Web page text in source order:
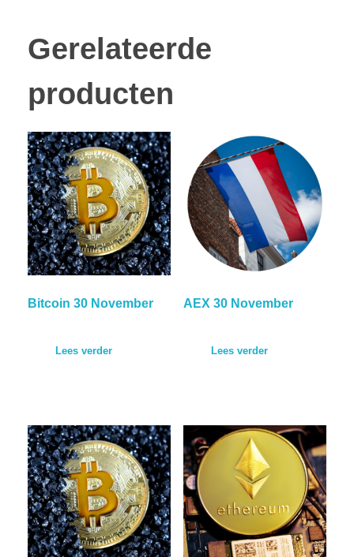
Gerelateerde
producten
Bitcoin 30 November
Lees verder
AEX 30 November
Lees verder